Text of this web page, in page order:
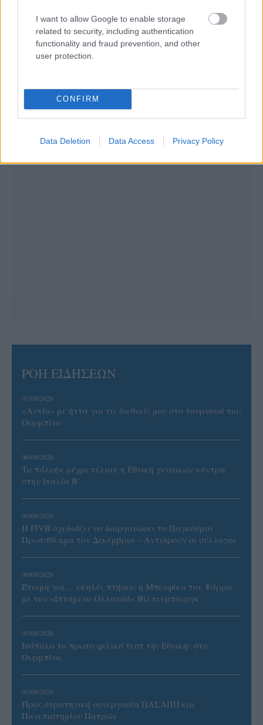
I want to allow Google to enable storage
related to security, including authentication
functionality and fraud prevention, and other
user protection.
CONFIRM
Data Deletion Data Access Privacy Policy
ΡΟΗ ΕΙΔΗΣΕΩΝ
07/08/2026
«Αντίο» με ήττα για τις διεθνείς μας στο τουρνουά του
Ουρμπίνο
06/08/2026
Το πάλεψε μέχρι τέλους η Εθνική γυναικών κόντρα
στην Ιταλία Β’
06/08/2026
Η FIVB σχεδιάζει να διοργανώσει το Παγκόσμιο
Πρωτάθλημα τον Δεκέμβριο – Αντιδρούν οι σύλλογοι
06/08/2026
Έτοιμη για… υψηλές πτήσεις η Μπενφίκα του Ψάρρα
με τον «Ιπτάμενο Ολλανδό» Βίλτενμπουργκ
05/08/2026
Ισόπαλο το πρωτο φιλικό τεστ της Εθνικής στο
Ουρμπίνο
05/08/2026
Προς στρατηγική συνεργασία ΠΑΣΑΠΠ και
Πανεπιστημίου Πατρών